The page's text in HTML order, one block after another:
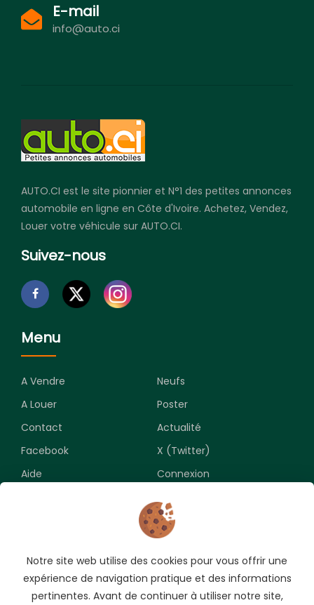
E-mail
info@auto.ci
AUTO.CI est le site pionnier et N°1 des petites annonces
automobile en ligne en Côte d'Ivoire. Achetez, Vendez,
Louer votre véhicule sur AUTO.CI.
Suivez-nous
Menu
A Vendre
Neufs
A Louer
Poster
Contact
Actualité
Facebook
X (Twitter)
Aide
Connexion
Souscrivez pour recevoir les meilleures opportunités.
Notre site web utilise des cookies pour vous offrir une
expérience de navigation pratique et des informations
pertinentes. Avant de continuer à utiliser notre site,